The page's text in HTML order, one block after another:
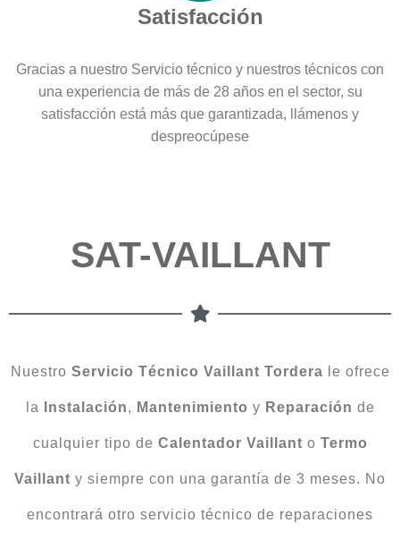
Satisfacción
Gracias a nuestro Servicio técnico y nuestros técnicos con
una experiencia de más de 28 años en el sector, su
satisfacción está más que garantizada, llámenos y
despreocúpese
SAT-VAILLANT
Nuestro Servicio Técnico Vaillant Tordera le ofrece
la Instalación, Mantenimiento y Reparación de
cualquier tipo de Calentador Vaillant o Termo
Vaillant y siempre con una garantía de 3 meses. No
encontrará otro servicio técnico de reparaciones